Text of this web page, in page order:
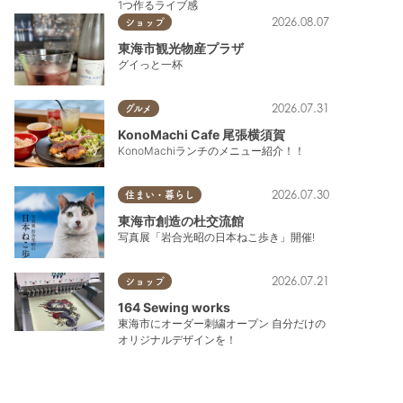
1つ作るライブ感
ショップ 2026.08.07
東海市観光物産プラザ
グイっと一杯
グルメ 2026.07.31
KonoMachi Cafe 尾張横須賀
KonoMachiランチのメニュー紹介！！
住まい・暮らし 2026.07.30
東海市創造の杜交流館
写真展「岩合光昭の日本ねこ歩き」開催!
ショップ 2026.07.21
164 Sewing works
東海市にオーダー刺繍オープン 自分だけの
オリジナルデザインを！